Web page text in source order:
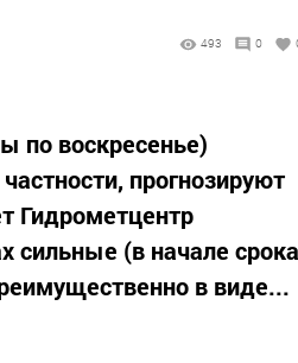
493 0
по воскресенье)
прогнозируют
Гидрометцентр
сильные (в начале срока
в виде...